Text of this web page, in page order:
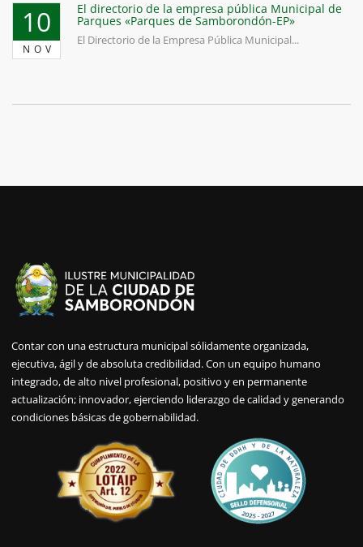
10
NOV
El directorio de la empresa pública Municipal de
Parques «Parques de Samborondón-EP»
El Directorio de la Empresa Pública Municipal...
Contar con una estructura municipal sólidamente organizada,
ejecutiva, ágil y de absoluta credibilidad. Con un equipo humano
integrado, de alto nivel profesional, positivo y en permanente
actualización; innovador, ejerciendo liderazgo de calidad y generando
condiciones básicas de gobernabilidad.